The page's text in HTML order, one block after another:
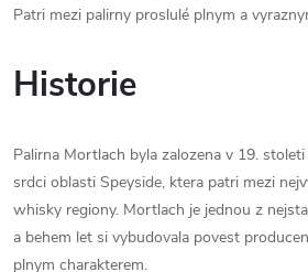
Patri mezi palirny proslulé plnym a
Historie
Palirna Mortlach byla zalozena v 19.
srdci oblasti Speyside, ktera patri mezi
whisky regiony. Mortlach je jednou z
a behem let si vybudovala povest
plnym charakterem.